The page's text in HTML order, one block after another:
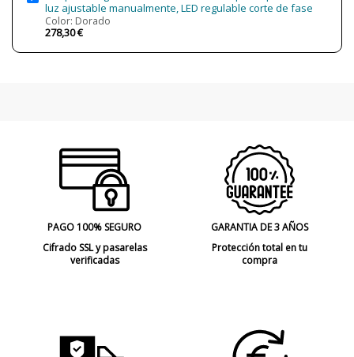
luz ajustable manualmente, LED regulable corte de fase
Color: Dorado
278,30 €
PAGO 100% SEGURO
Cifrado SSL y pasarelas
verificadas
GARANTIA DE 3 AÑOS
Protección total en tu
compra